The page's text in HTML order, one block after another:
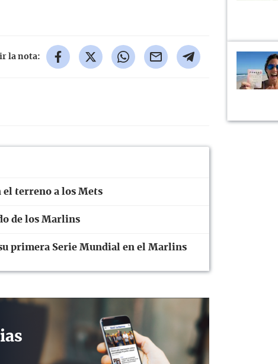
la nota:
el terreno a los Mets
de los Marlins
primera Serie Mundial en el Marlins